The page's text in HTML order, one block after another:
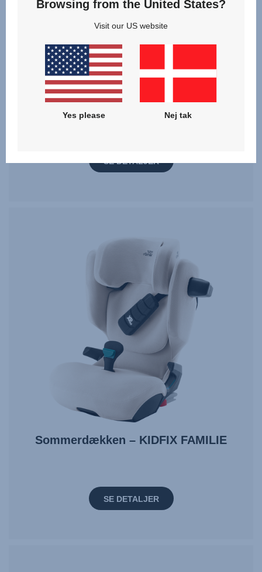
Sommerdækken – DUALFIX FAMILIE
SE DETALJER
Sommerdækken – KIDFIX FAMILIE
SE DETALJER
Browsing from the United States?
Visit our US website
Yes please Nej tak